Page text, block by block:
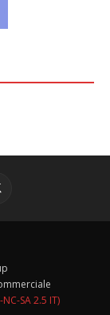
SA 2.5 IT)